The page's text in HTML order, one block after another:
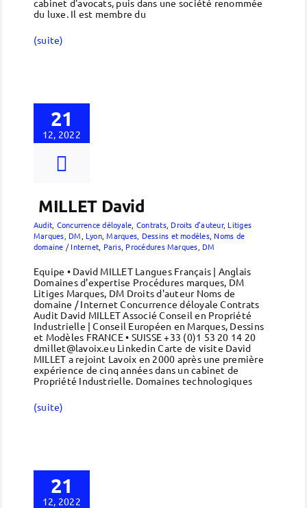
cabinet d'avocats, puis dans une société renommée
du luxe. Il est membre du
(suite)
21
12, 2022
MILLET David
Audit Concurrence déloyale Contrats, Droits d’auteur, Litiges
Marques, DM Lyon,Marques, Dessins et modèles, Noms de
domaine / Internet Paris, Procédures Marques, DM
Equipe • David MILLET Langues Français | Anglais
Domaines d'expertise Procédures marques, DM
Litiges Marques, DM Droits d'auteur Noms de
domaine / Internet Concurrence déloyale Contrats
Audit David MILLET Associé Conseil en Propriété
Industrielle | Conseil Européen en Marques, Dessins
et Modèles FRANCE • SUISSE +33 (0)1 53 20 14 20
dmillet@lavoix.eu Linkedin Carte de visite David
MILLET a rejoint Lavoix en 2000 après une première
expérience de cinq années dans un cabinet de
Propriété Industrielle. Domaines technologiques
(suite)
21
12, 2022